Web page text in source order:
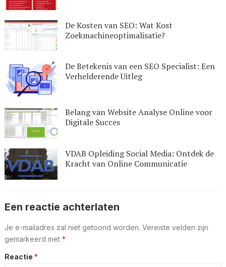
De Kosten van SEO: Wat Kost
Zoekmachineoptimalisatie?
De Betekenis van een SEO Specialist: Een
Verhelderende Uitleg
Belang van Website Analyse Online voor
Digitale Succes
VDAB Opleiding Social Media: Ontdek de
Kracht van Online Communicatie
Een reactie achterlaten
Je e-mailadres zal niet getoond worden. Vereiste velden zijn
gemarkeerd met *
Reactie *